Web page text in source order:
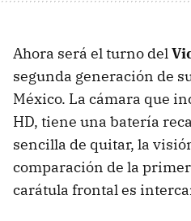
Ahora será el turno del
segunda generación de
México. La cámara que
HD, tiene una batería
sencilla de quitar, la
comparación de la
carátula frontal es